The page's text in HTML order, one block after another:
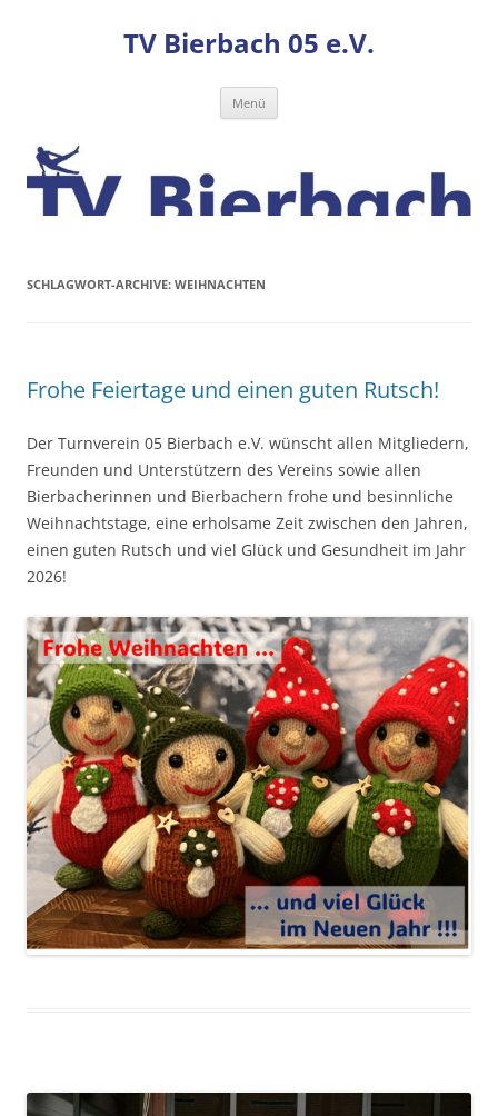
TV Bierbach 05 e.V.
Menü
SCHLAGWORT-ARCHIVE: WEIHNACHTEN
Frohe Feiertage und einen guten Rutsch!
Der Turnverein 05 Bierbach e.V. wünscht allen Mitgliedern,
Freunden und Unterstützern des Vereins sowie allen
Bierbacherinnen und Bierbachern frohe und besinnliche
Weihnachtstage, eine erholsame Zeit zwischen den Jahren,
einen guten Rutsch und viel Glück und Gesundheit im Jahr
2026!